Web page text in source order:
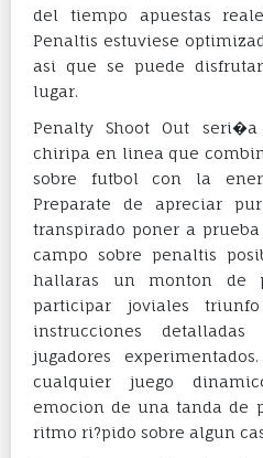
del tiempo apuestas
Penaltis estuviese
asi que se puede
lugar.
Penalty Shoot Out
chiripa en linea que
sobre futbol con la
Preparate de apreciar
transpirado poner a
campo sobre penaltis
hallaras un monton de
participar joviales
instrucciones
jugadores
cualquier juego
emocion de una tanda de
ritmo ri?pido sobre algun